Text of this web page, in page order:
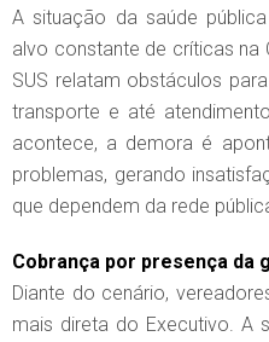
A situação da saúde
alvo constante de críticas na
SUS relatam obstáculos
transporte e até
acontece, a demora é
problemas, gerando
que dependem da rede
Cobrança por presença da
Diante do cenário,
mais direta do Executivo. A